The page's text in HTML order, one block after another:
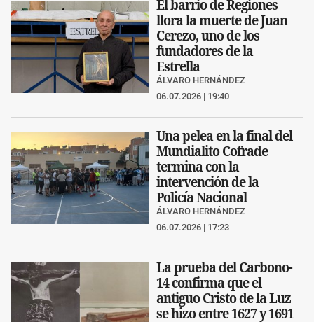
El barrio de Regiones
llora la muerte de Juan
Cerezo, uno de los
fundadores de la
Estrella
ÁLVARO HERNÁNDEZ
06.07.2026 | 19:40
Una pelea en la final del
Mundialito Cofrade
termina con la
intervención de la
Policía Nacional
ÁLVARO HERNÁNDEZ
06.07.2026 | 17:23
La prueba del Carbono-
14 confirma que el
antiguo Cristo de la Luz
se hizo entre 1627 y 1691